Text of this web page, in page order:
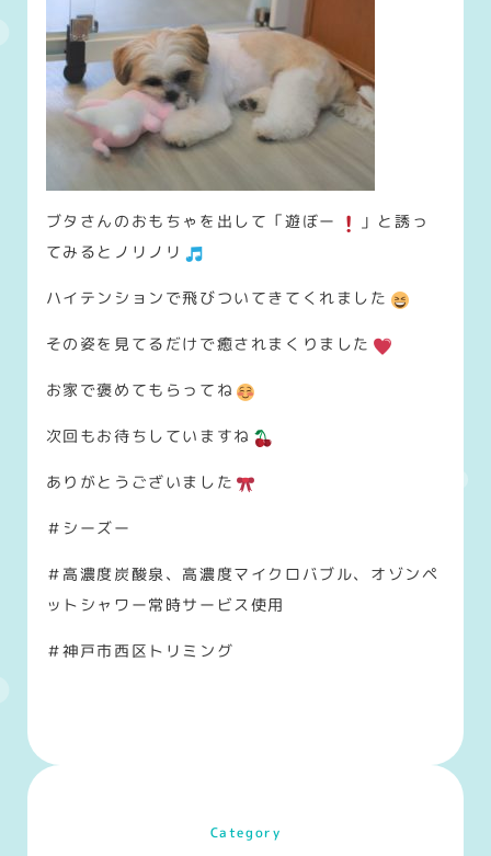
ブタさんのおもちゃを出して「遊ぼー
」と誘っ
てみるとノリノリ
ハイテンションで飛びついてきてくれました
その姿を見てるだけで癒されまくりました
お家で褒めてもらってね
次回もお待ちしていますね
ありがとうございました
＃シーズー
＃高濃度炭酸泉、高濃度マイクロバブル、オゾンペ
ットシャワー常時サービス使用
＃神戸市西区トリミング
Category